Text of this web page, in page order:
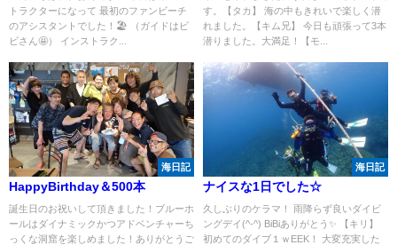
トラクターになって 最初のファンビーチ
のアシスタントでした！🏖️ （ガイドはビ
ビさん🤩） インストラク...
す。【タカ】 海の中もきれいで楽しく潜
れました。【キム兄】 今日も頑張って3本
潜りました。大満足！【モ...
海日記
HappyBirthday＆500本
誕生日のお祝いして頂きました！ブルーホ
ールはダイナミックかつアドベンチャーち
っくな洞窟を楽しめました！ありがとうご
海日記
ナイスな1日でした☆
久しぶりのケラマ！ 雨降らず良いダイビ
ングデイ(^-^) BiBiありがとう✨ 【キリ】
初めてのダイブ１ｗEEK！ 大変充実した